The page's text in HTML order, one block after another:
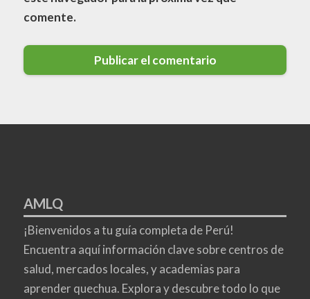
comente.
AMLQ
¡Bienvenidos a tu guía completa de Perú!
Encuentra aquí información clave sobre centros de
salud, mercados locales, y academias para
aprender quechua. Explora y descubre todo lo que